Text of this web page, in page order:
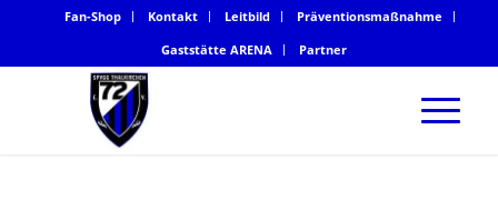
Fan-Shop Kontakt Leitbild
Präventionsmaßnahme
Gaststätte ARENA
Partner